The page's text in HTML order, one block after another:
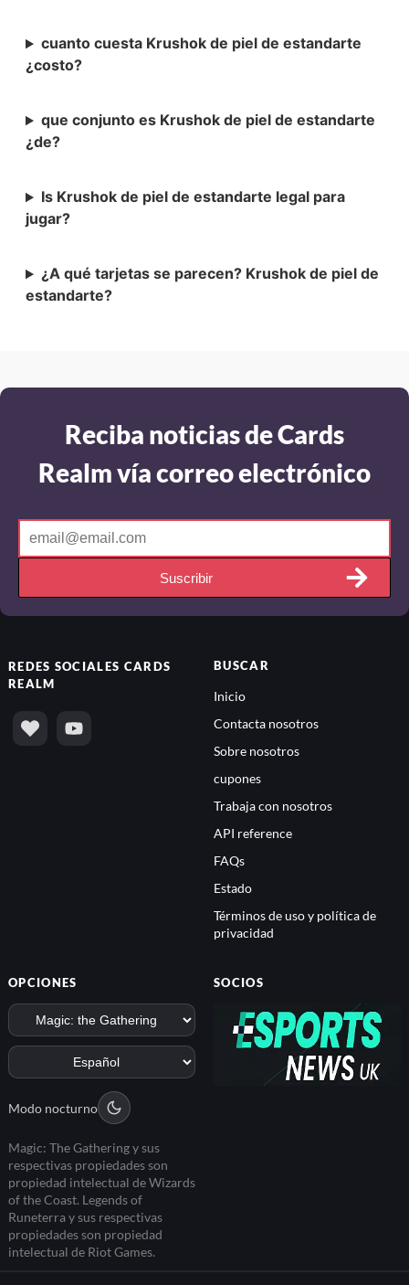
cuanto cuesta Krushok de piel de estandarte
¿costo?
que conjunto es Krushok de piel de estandarte
¿de?
Is Krushok de piel de estandarte legal para
jugar?
¿A qué tarjetas se parecen? Krushok de piel de
estandarte?
Reciba noticias de Cards
Realm vía correo electrónico
Suscribir
REDES SOCIALES CARDS
REALM
BUSCAR
Inicio
Contacta nosotros
Sobre nosotros
cupones
Trabaja con nosotros
API reference
FAQs
Estado
Términos de uso y política de
privacidad
OPCIONES
Modo nocturno
Magic: The Gathering y sus
respectivas propiedades son
propiedad intelectual de Wizards
of the Coast. Legends of
Runeterra y sus respectivas
propiedades son propiedad
intelectual de Riot Games.
SOCIOS